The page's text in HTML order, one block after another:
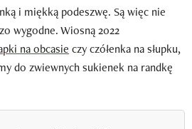
i miękką podeszwę. Są więc nie
wygodne. Wiosną 2022
na obcasie czy czółenka na słupku,
do zwiewnych sukienek na randkę